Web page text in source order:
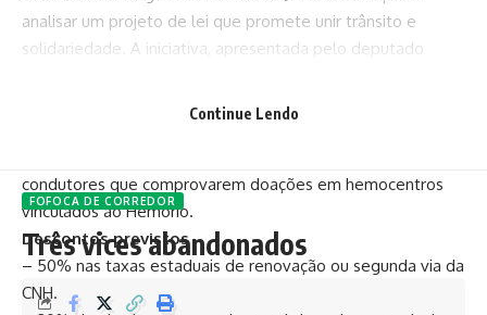
analisar um projeto de lei que promete unir trânsito e
solidariedade. A iniciativa, apresentada pelo deputado
realizarem doações regulares de sangue possam obter
condutores que comprovarem doações em hemocentros
vinculados ao Hemorio.
Descontos previstos
– 50% nas taxas estaduais de renovação ou segunda via da
CNH.
Continue Lendo
FOFOCA DE CORREDOR
Três vices abandonados